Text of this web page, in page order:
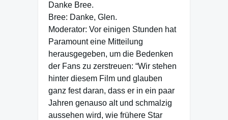
Danke Bree.
Bree: Danke, Glen.
Moderator: Vor einigen Stunden hat
Paramount eine Mitteilung
herausgegeben, um die Bedenken
der Fans zu zerstreuen: “Wir stehen
hinter diesem Film und glauben
ganz fest daran, dass er in ein paar
Jahren genauso alt und schmalzig
aussehen wird, wie frühere Star